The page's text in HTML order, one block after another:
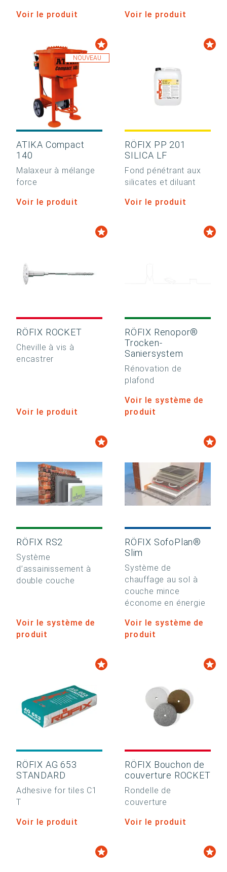
Voir le produit Voir le produit
NOUVEAU
ATIKA Compact
140
Malaxeur à mélange
force
Voir le produit
RÖFIX PP 201
SILICA LF
Fond pénétrant aux
silicates et diluant
Voir le produit
RÖFIX ROCKET
Cheville à vis à
encastrer
Voir le produit
RÖFIX Renopor®
Trocken-
Saniersystem
Rénovation de
plafond
Voir le système de
produit
RÖFIX RS2
Système
d’assainissement à
double couche
Voir le système de
produit
RÖFIX SofoPlan®
Slim
Système de
chauffage au sol à
couche mince
économe en énergie
Voir le système de
produit
RÖFIX AG 653
STANDARD
Adhesive for tiles C1
T
Voir le produit
RÖFIX Bouchon de
couverture ROCKET
Rondelle de
couverture
Voir le produit